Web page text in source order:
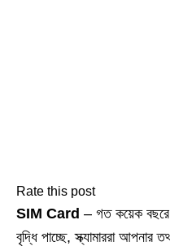
Rate this post
SIM Card – গত কয়েক বছরে,
বৃদ্ধি পাচ্ছে, স্ক্যামাররা